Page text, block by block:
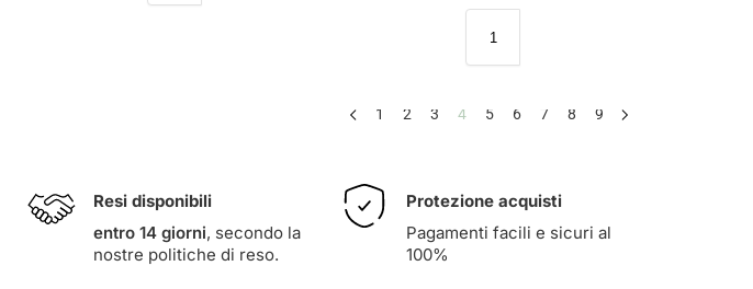
1
2 3 4 5 6 7 8 9
Resi disponibili
entro 14 giorni, secondo la
nostre politiche di reso.
Protezione acquisti
Pagamenti facili e sicuri al
100%